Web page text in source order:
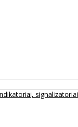
signalizatoriai